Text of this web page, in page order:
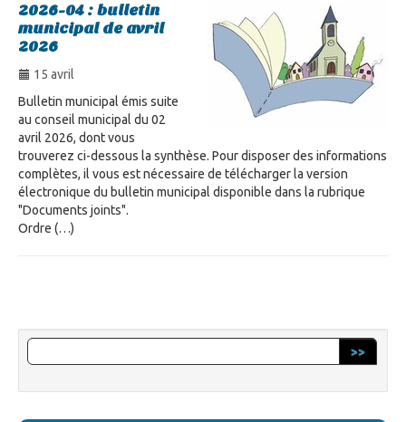
2026-04 : bulletin
municipal de avril
2026
15 avril
Bulletin municipal émis suite
au conseil municipal du 02
avril 2026, dont vous
trouverez ci-dessous la synthèse. Pour disposer des informations
complètes, il vous est nécessaire de télécharger la version
électronique du bulletin municipal disponible dans la rubrique
"Documents joints".
Ordre (…)
>>